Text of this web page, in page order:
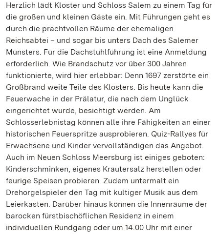
Herzlich lädt Kloster und Schloss Salem zu einem Tag für
die großen und kleinen Gäste ein. Mit Führungen geht es
durch die prachtvollen Räume der ehemaligen
Reichsabtei – und sogar bis unters Dach des Salemer
Münsters. Für die Dachstuhlführung ist eine Anmeldung
erforderlich. Wie Brandschutz vor über 300 Jahren
funktionierte, wird hier erlebbar: Denn 1697 zerstörte ein
Großbrand weite Teile des Klosters. Bis heute kann die
Feuerwache in der Prälatur, die nach dem Unglück
eingerichtet wurde, besichtigt werden. Am
Schlosserlebnistag können alle ihre Fähigkeiten an einer
historischen Feuerspritze ausprobieren. Quiz-Rallyes für
Erwachsene und Kinder vervollständigen das Angebot.
Auch im Neuen Schloss Meersburg ist einiges geboten:
Kinderschminken, eigenes Kräutersalz herstellen oder
feurige Speisen probieren. Zudem untermalt ein
Drehorgelspieler den Tag mit kultiger Musik aus dem
Leierkasten. Darüber hinaus können die Innenräume der
barocken fürstbischöflichen Residenz in einem
individuellen Rundgang oder um 14.00 Uhr mit einer